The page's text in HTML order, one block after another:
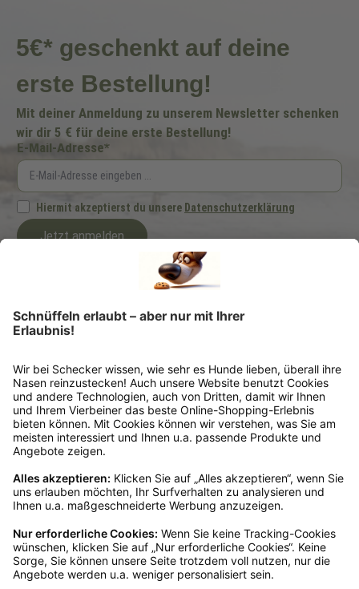
5€* geschenkt auf deine
erste Bestellung!
Mit deiner Anmeldung zu unserem Newsletter schenken
wir dir 5 € für deine erste Bestellung!
E-Mail-Adresse*
Hiermit akzeptierst du unsere Datenschutzerklärung
Jetzt anmelden
Ich möchte regelmäßig von der Schecker GmbH über Hundefutter und -zubehör
per E-Mail informiert werden. Diese Einwilligung kann ich jederzeit unter
"Abmelden" am Ende jeder E-Mail widerrufen.
kombinierbar und nicht auszahlbar. Gültig 6 Monate ab Erhalt, nicht für frühere
Bestellungen. Klicks werten wir anonym aus – ohne Rückschluss auf Dich. Deine
Daten bleiben bei uns (Schecker GmbH) und werden nicht weitergegeben. Auf
wir Dir ggf. ähnliche Angebote per Mail (§7 Abs. 3 UWG). Dem kannst Du jederzeit
widersprechen, z. B. an datenschutz@schecker.de. Mehr Infos in unserer
Datenschutzerklärung.
Kundenservice
Mo – Fr 9 – 17 Uhr, Sa 9 – 13 Uhr
Ruf uns an
0800-28 18 78